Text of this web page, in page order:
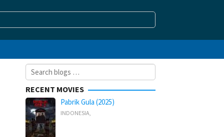
Search
for:
RECENT MOVIES
Pabrik Gula (2025)
INDONESIA,